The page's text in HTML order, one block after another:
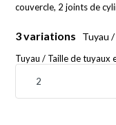
couvercle, 2 joints de
3 variations Tuyau
Tuyau / Taille de tuyaux